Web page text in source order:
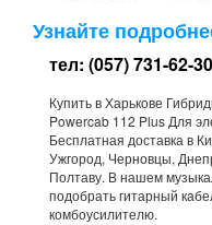
Узнайте
тел: (057) 731-62-30
Купить в Харькове
Powercab 112 Plus Для
Бесплатная доставка в
Ужгород, Черновцы,
Полтаву. В нашем
подобрать гитарный
комбоусилителю.